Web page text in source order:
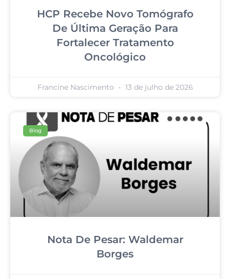
HCP Recebe Novo Tomógrafo
De Última Geração Para
Fortalecer Tratamento
Oncológico
Francine Nascimento 13 de julho de 2026
Blog
Nota De Pesar: Waldemar
Borges